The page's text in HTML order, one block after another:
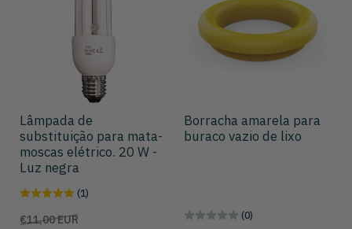
Lâmpada de
substituição para mata-
moscas elétrico. 20 W -
Luz negra
(1)
Preço
€11,00 EUR
Borracha amarela para
buraco vazio de lixo
(0)